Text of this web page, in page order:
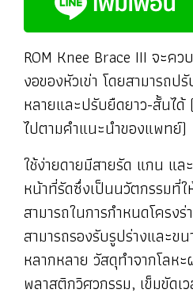
ROM Knee Brace III จะค
งอของหัวเข่า โดยสามารถป
หลายและปรับยืดยาว-สั้นได้
ไปตามคำแนะนำของแพทย์)
ใช้ง่ายดายมีสายรัด แกน แล
หน้าที่รัดซึ่งเป็นนวัตกรรมที่
สามารถในการกำหนดโครง
สามารถรองรับรูปร่างและข
หลากหลาย วัสดุทำจากโลห
พลาสติกวิศวกรรม, เข็มขัดเ